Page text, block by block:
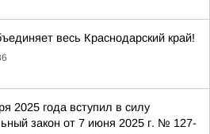
весь Краснодарский край!
2025 года вступил в силу
закон от 7 июня 2025 г. № 127-